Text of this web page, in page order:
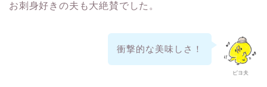
お刺身好きの夫も大絶賛でした。
ピヨ夫
衝撃的な美味しさ！